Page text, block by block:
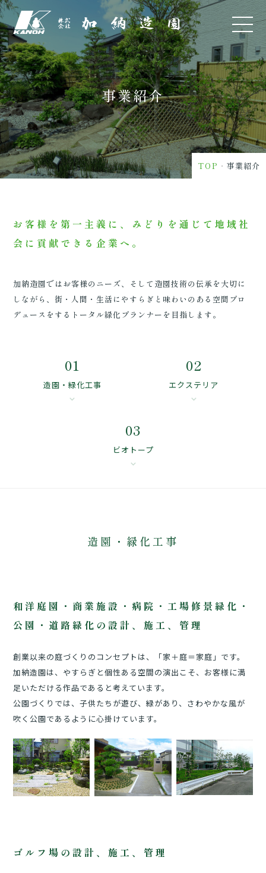
事業紹介
TOP ・ 事業紹介
お客様を第一主義に、みどりを通じて地域社
会に貢献できる企業へ。
加納造園ではお客様のニーズ、そして造園技術の伝承を大切に
しながら、街・人間・生活にやすらぎと味わいのある空間プロ
デュースをするトータル緑化プランナーを目指します。
01
造園・緑化工事
expand_more
02
エクステリア
expand_more
03
ビオトープ
expand_more
造園・緑化工事
和洋庭園・商業施設・病院・工場修景緑化・
公園・道路緑化の設計、施工、管理
創業以来の庭づくりのコンセプトは、「家＋庭＝家庭」です。
加納造園は、やすらぎと個性ある空間の演出こそ、お客様に満
足いただける作品であると考えています。
公園づくりでは、子供たちが遊び、緑があり、さわやかな風が
吹く公園であるように心掛けています。
ゴルフ場の設計、施工、管理